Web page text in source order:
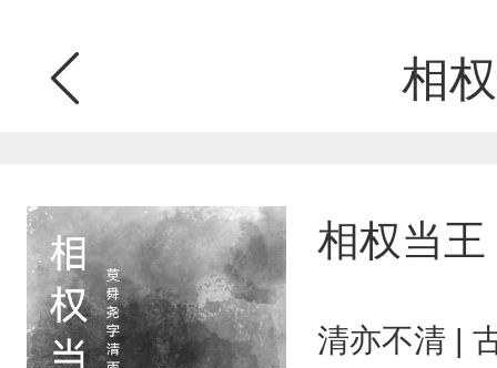
相
相权当王
清亦不清 |